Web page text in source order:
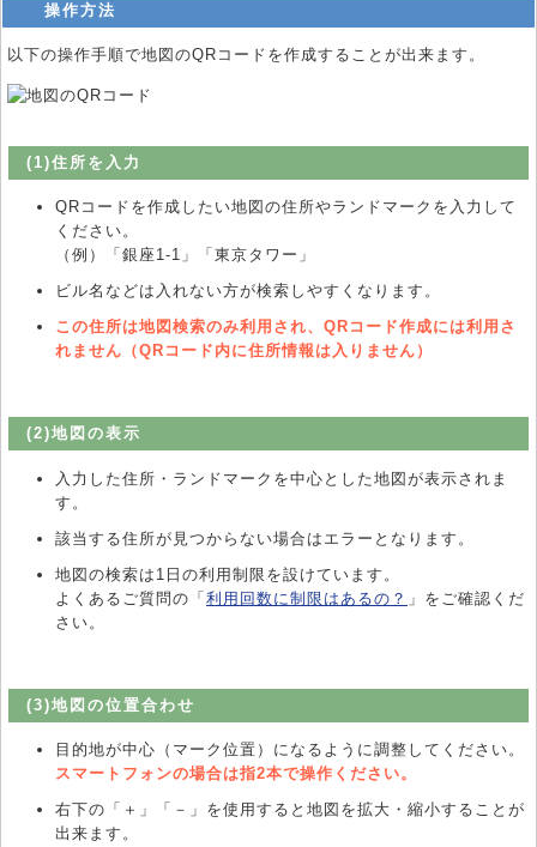
操作方法
以下の操作手順で地図のQRコードを作成することが出来ます。
(1)住所を入力
QRコードを作成したい地図の住所やランドマークを入力して
ください。
（例）「銀座1-1」「東京タワー」
ビル名などは入れない方が検索しやすくなります。
この住所は地図検索のみ利用され、QRコード作成には利用さ
れません（QRコード内に住所情報は入りません）
(2)地図の表示
入力した住所・ランドマークを中心とした地図が表示されま
す。
該当する住所が見つからない場合はエラーとなります。
地図の検索は1日の利用制限を設けています。
よくあるご質問の「利用回数に制限はあるの？ 」をご確認くだ
さい。
(3)地図の位置合わせ
目的地が中心（マーク位置）になるように調整してください。
スマートフォンの場合は指2本で操作ください。
右下の「＋」「－」を使用すると地図を拡大・縮小することが
出来ます。